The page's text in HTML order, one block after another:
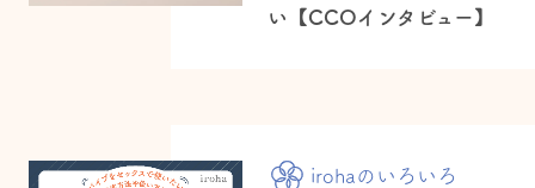
い【CCOインタビュー】
irohaのいろいろ